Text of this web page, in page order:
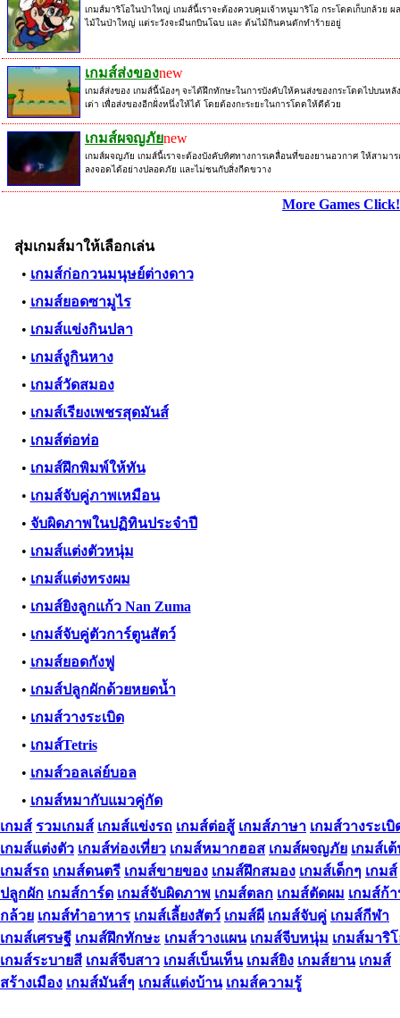
เกมส์มาริโอในป่าใหญ่ เกมส์นี้เราจะต้องควบคุมเจ้าหนูมาริโอ กระโดดเก็บกล้วย ผล
ไม้ในป่าใหญ่ แต่ระวังจะมีนกบินโฉบ และ ต้นไม้กินคนดักทำร้ายอยู่
เกมส์ส่งของnew
เกมส์ส่งของ เกมส์นี้น้องๆ จะได้ฝึกทักษะในการบังคับให้คนส่งของกระโดดไปบนหลัง
เต่า เพื่อส่งของอีกฝั่งหนึ่งให้ได้ โดยต้องกะระยะในการโดดให้ดีด้วย
เกมส์ผจญภัยnew
เกมส์ผจญภัย เกมส์นี้เราจะต้องบังคับทิศทางการเคลื่อนที่ของยานอวกาศ ให้สามาร
ลงจอดได้อย่างปลอดภัย และไม่ชนกับสิ่งกีดขวาง
More Games
สุ่มเกมส์มาให้เลือกเล่น
• เกมส์ก่อกวนมนุษย์ต่างดาว
• เกมส์ยอดซามูไร
• เกมส์แข่งกินปลา
• เกมส์งูกินหาง
• เกมส์วัดสมอง
• เกมส์เรียงเพชรสุดมันส์
• เกมส์ต่อท่อ
• เกมส์ฝึกพิมพ์ให้ทัน
• เกมส์จับคู่ภาพเหมือน
• จับผิดภาพในปฏิทินประจำปี
• เกมส์แต่งตัวหนุ่ม
• เกมส์แต่งทรงผม
• เกมส์ยิงลูกแก้ว Nan Zuma
• เกมส์จับคู่ตัวการ์ตูนสัตว์
• เกมส์ยอดกังฟู
• เกมส์ปลูกผักด้วยหยดน้ำ
• เกมส์วางระเบิด
• เกมส์Tetris
• เกมส์วอลเล่ย์บอล
• เกมส์หมากับแมวคู่กัด
เกมส์ รวมเกมส์ เกมส์แข่งรถ เกมส์ต่อสู้ เกมส์ภาษา เกมส์วางระเบิ
เกมส์แต่งตัว เกมส์ท่องเที่ยว เกมส์หมากฮอส เกมส์ผจญภัย เกมส์เ
เกมส์รถ เกมส์ดนตรี เกมส์ขายของ เกมส์ฝึกสมอง เกมส์เด็กๆ เกมส์
ปลูกผัก เกมส์การ์ด เกมส์จับผิดภาพ เกมส์ตลก เกมส์ตัดผม เกมส์ก้
กล้วย เกมส์ทําอาหาร เกมส์เลี้ยงสัตว์ เกมส์ผี เกมส์จับคู่ เกมส์กีฬา
เกมส์เศรษฐี เกมส์ฝึกทักษะ เกมส์วางแผน เกมส์จีบหนุ่ม เกมส์มาริ
เกมส์ระบายสี เกมส์จีบสาว เกมส์เบ็นเท็น เกมส์ยิง เกมส์ยาน เกมส์
สร้างเมือง เกมส์มันส์ๆ เกมส์แต่งบ้าน เกมส์ความรู้